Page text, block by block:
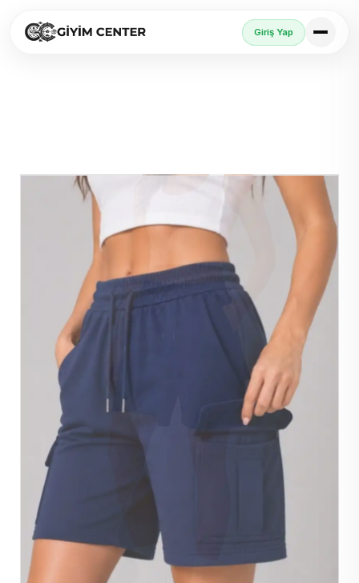
Giriş Yap